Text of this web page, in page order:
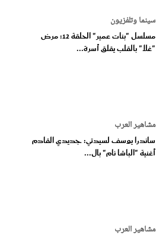
سينما وتلفزيون
مسلسل "بنات عمير" الحلقة 12: مرض
"غلا" بالقلب يقلق أسرة...
مشاهير العرب
ساندرا يوسف لسيدتي: جديدي القادم
أغنية "الباشا نام" بال...
مشاهير العرب